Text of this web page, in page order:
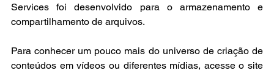
Services foi desenvolvido para o armazenamento e
compartilhamento de arquivos.
Para conhecer um pouco mais do universo de criação de
conteúdos em vídeos ou diferentes mídias, acesse o site